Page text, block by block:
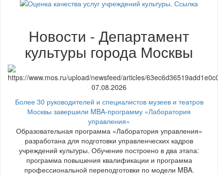
Новости - Департамент
культуры города Москвы
07.08.2026
Более 30 руководителей и специалистов музеев и театров
Москвы завершили MBA-программу «Лаборатория
управления»
Образовательная программа «Лаборатория управления»
разработана для подготовки управленческих кадров
учреждений культуры. Обучение построено в два этапа:
программа повышения квалификации и программа
профессиональной переподготовки по модели MBA.